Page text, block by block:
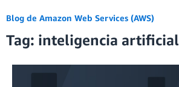
Inicio
Ediciones
Blog de Amazon Web Services (AWS)
Tag: inteligencia artificial